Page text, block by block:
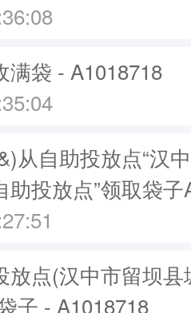
满袋 - A1018718
从自助投放点“汉
助投放点”领取袋子
放点(汉中市留坝
子 - A1018718